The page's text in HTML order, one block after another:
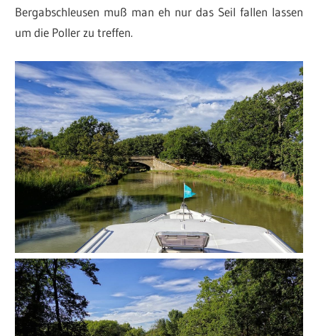
Bergabschleusen muß man eh nur das Seil fallen lassen
um die Poller zu treffen.